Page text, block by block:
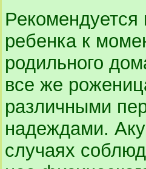
Рекомендуется
ребенка к
родильного
все же
различными
надеждами.
случаях